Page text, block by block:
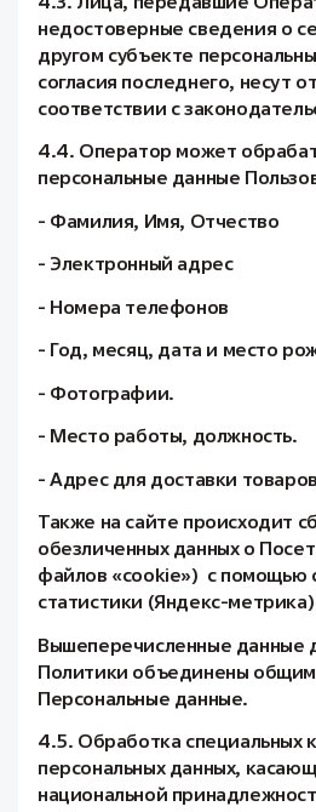
недостоверные сведения о
другом субъекте
согласия последнего, несут
соответствии с
4.4. Оператор может
персональные данные
- Фамилия, Имя, Отчество
- Электронный адрес
- Номера телефонов
- Год, месяц, дата и место
- Фотографии.
- Место работы, должность.
- Адрес для доставки
Также на сайте происходит
обезличенных данных о
файлов «cookie») с помощью
статистики (Яндекс-метрика)
Вышеперечисленные данные
Политики объединены
Персональные данные.
4.5. Обработка специальных
персональных данных,
национальной